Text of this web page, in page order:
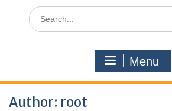
Search
for:
Menu
Author: root